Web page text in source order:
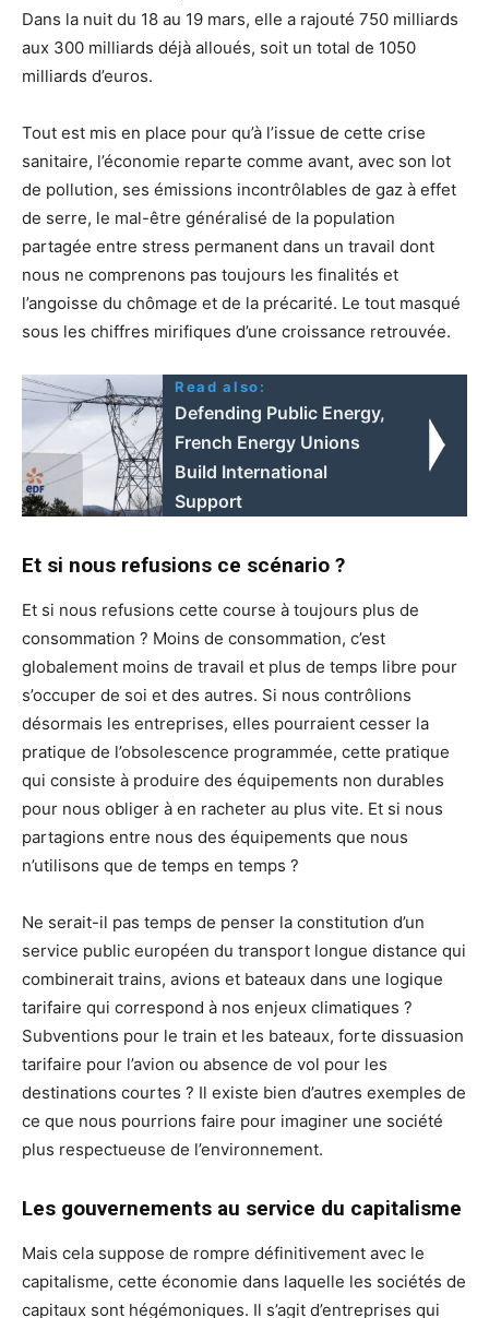
Dans la nuit du 18 au 19 mars, elle a rajouté 750 milliards
aux 300 milliards déjà alloués, soit un total de 1050
milliards d’euros.
Tout est mis en place pour qu’à l’issue de cette crise
sanitaire, l’économie reparte comme avant, avec son lot
de pollution, ses émissions incontrôlables de gaz à effet
de serre, le mal-être généralisé de la population
partagée entre stress permanent dans un travail dont
nous ne comprenons pas toujours les finalités et
l’angoisse du chômage et de la précarité. Le tout masqué
sous les chiffres mirifiques d’une croissance retrouvée.
Read also:
Defending Public Energy,
French Energy Unions
Build International
Support
Et si nous refusions ce scénario ?
Et si nous refusions cette course à toujours plus de
consommation ? Moins de consommation, c’est
globalement moins de travail et plus de temps libre pour
s’occuper de soi et des autres. Si nous contrôlions
désormais les entreprises, elles pourraient cesser la
pratique de l’obsolescence programmée, cette pratique
qui consiste à produire des équipements non durables
pour nous obliger à en racheter au plus vite. Et si nous
partagions entre nous des équipements que nous
n’utilisons que de temps en temps ?
Ne serait-il pas temps de penser la constitution d’un
service public européen du transport longue distance qui
combinerait trains, avions et bateaux dans une logique
tarifaire qui correspond à nos enjeux climatiques ?
Subventions pour le train et les bateaux, forte dissuasion
tarifaire pour l’avion ou absence de vol pour les
destinations courtes ? Il existe bien d’autres exemples de
ce que nous pourrions faire pour imaginer une société
plus respectueuse de l’environnement.
Les gouvernements au service du capitalisme
Mais cela suppose de rompre définitivement avec le
capitalisme, cette économie dans laquelle les sociétés de
capitaux sont hégémoniques. Il s’agit d’entreprises qui